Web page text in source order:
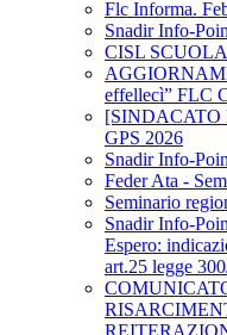
Flc Informa.
Snadir Info-
CISL
effellecì” FLC
GPS 2026
Snadir Info-
Feder Ata -
Seminario
Snadir Info-
Espero:
art.25 legge